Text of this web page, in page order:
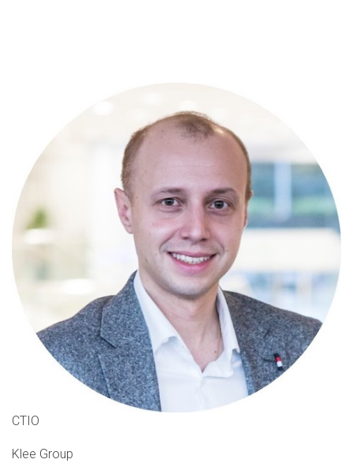
CTIO
Klee Group